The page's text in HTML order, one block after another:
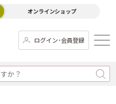
オンラインショップ
ログイン･会員登録